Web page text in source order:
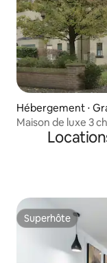
Hébergement ⋅
Maison de luxe 3
gratuit
Superhôte
Superhôte